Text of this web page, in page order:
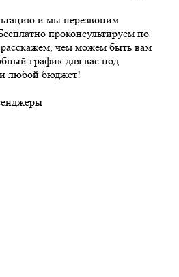
и мы перезвоним
проконсультируем по
чем можем быть вам
график для вас под
любой бюджет!